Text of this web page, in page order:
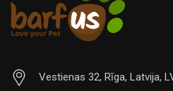
Vestienas 32, Rīga, Latvija,